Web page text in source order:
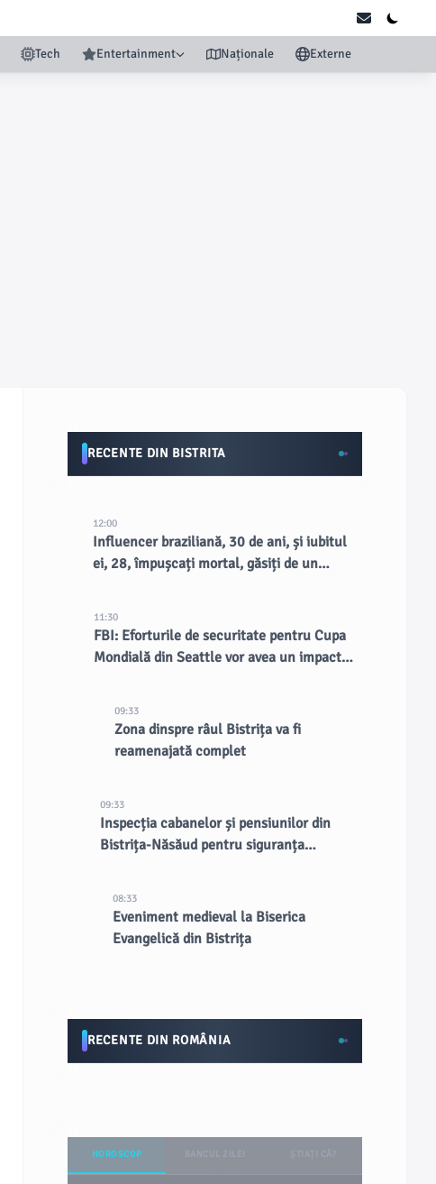
Tech Entertainment Naționale Externe
RECENTE DIN BISTRITA
12:00
Influencer braziliană, 30 de ani, și iubitul
ei, 28, împușcați mortal, găsiți de un
11:30
FBI: Eforturile de securitate pentru Cupa
Mondială din Seattle vor avea un impact
09:33
Zona dinspre râul Bistrița va fi
reamenajată complet
09:33
Inspecția cabanelor și pensiunilor din
Bistrița-Năsăud pentru siguranța
08:33
Eveniment medieval la Biserica
Evangelică din Bistrița
RECENTE DIN ROMÂNIA
HOROSCOP